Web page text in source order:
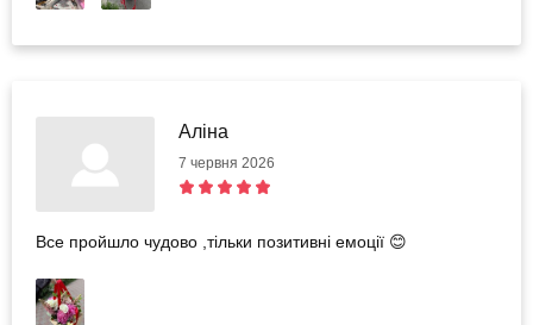
Аліна
7 червня 2026
Все пройшло чудово ,тільки позитивні емоції 😊